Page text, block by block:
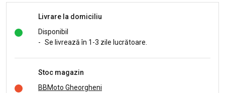
Livrare la domiciliu
Disponibil
- Se livrează în 1-3 zile lucrătoare.
Stoc magazin
BBMoto Gheorgheni